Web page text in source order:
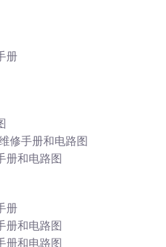
册
修手册和电路图
册和电路图
册
册和电路图
册和电路图